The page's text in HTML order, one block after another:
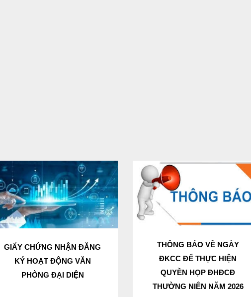
GIẤY CHỨNG NHẬN ĐĂNG
KÝ HOẠT ĐỘNG VĂN
PHÒNG ĐẠI DIỆN
THÔNG BÁO VỀ NGÀY
ĐKCC ĐỂ THỰC HIỆN
QUYỀN HỌP ĐHĐCĐ
THƯỜNG NIÊN NĂM 2026